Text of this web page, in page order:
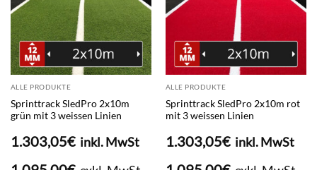
ALLE PRODUKTE
Sprinttrack SledPro 2x10m
grün mit 3 weissen Linien
1.303,05€inkl. MwSt
ALLE PRODUKTE
Sprinttrack SledPro 2x10m rot
mit 3 weissen Linien
1.303,05€inkl. MwSt